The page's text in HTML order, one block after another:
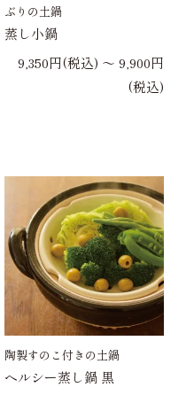
ぶりの土鍋
蒸し小鍋
9,350円(税込) 〜 9,900円
(税込)
陶製すのこ付きの土鍋
ヘルシー蒸し鍋 黒